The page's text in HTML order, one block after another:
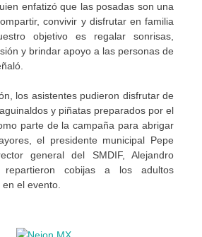
enfatizó que las posadas son una
convivir y disfrutar en familia
objetivo es regalar sonrisas,
y brindar apoyo a las personas de
los asistentes pudieron disfrutar de
y piñatas preparados por el
parte de la campaña para abrigar
el presidente municipal Pepe
general del SMDIF, Alejandro
repartieron cobijas a los adultos
el evento.